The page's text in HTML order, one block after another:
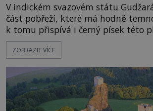
V indickém svazovém státu
část pobřeží, které má hodně
k tomu přispívá i černý písek této
pláž takové netypické zbarvení? Nakolik jsou
pravdivé historky, že zde došlo k
následovat. Vstupujeme na pláž
Surat. Gu
ZOBRAZIT VÍCE